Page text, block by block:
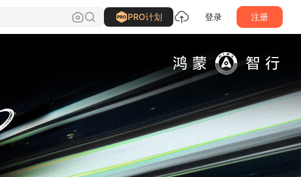
PRO计划 登录 注册